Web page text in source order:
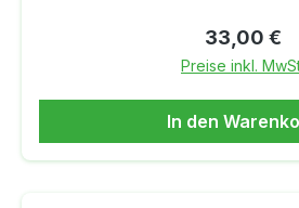
Regulärer
33,00 €
Preise inkl.
In den